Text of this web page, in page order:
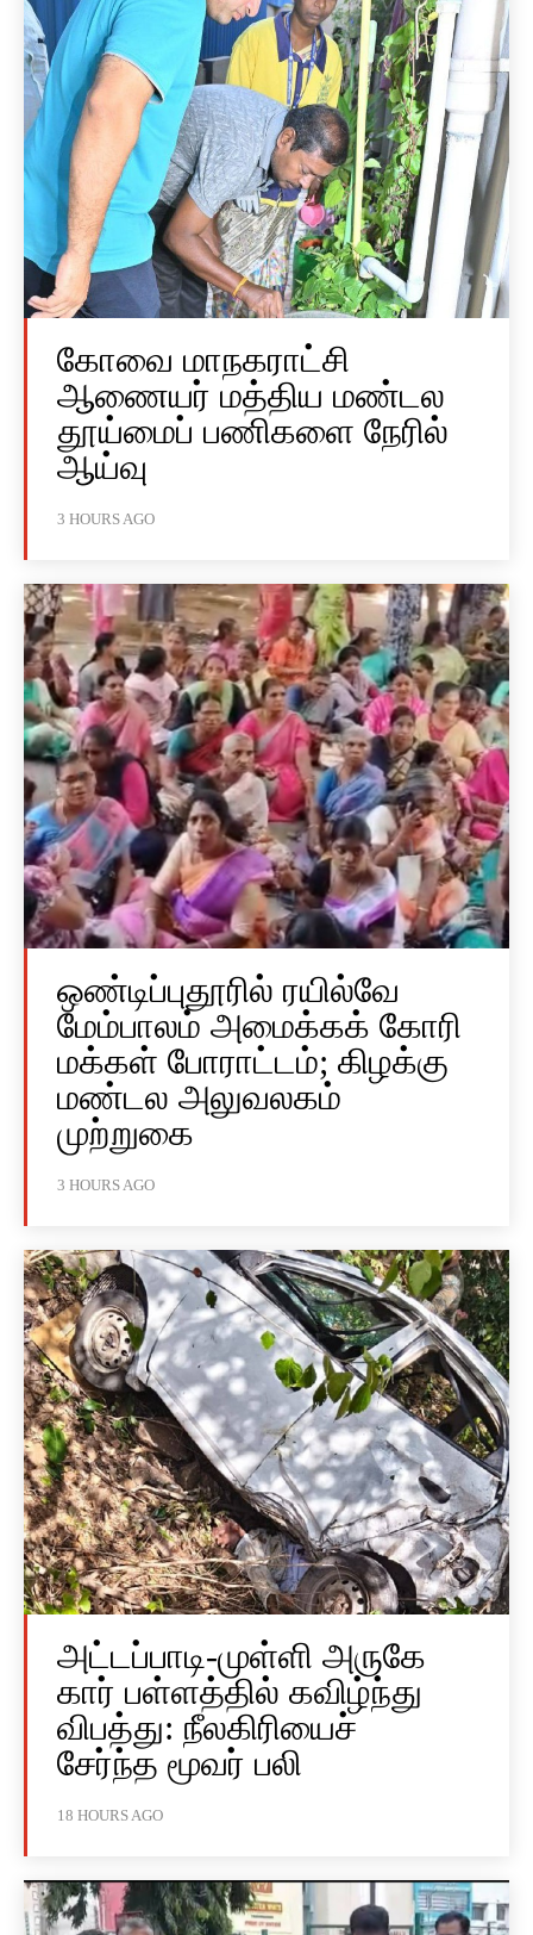
கோவை மாநகராட்சி
ஆணையர் மத்திய மண்டல
தூய்மைப் பணிகளை நேரில்
ஆய்வு
3 HOURS AGO
ஒண்டிப்புதூரில் ரயில்வே
மேம்பாலம் அமைக்கக் கோரி
மக்கள் போராட்டம்; கிழக்கு
மண்டல அலுவலகம்
முற்றுகை
3 HOURS AGO
அட்டப்பாடி-முள்ளி அருகே
கார் பள்ளத்தில் கவிழ்ந்து
விபத்து: நீலகிரியைச்
சேர்ந்த மூவர் பலி
18 HOURS AGO